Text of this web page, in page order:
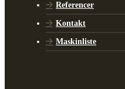
Referencer
Kontakt
Maskinliste